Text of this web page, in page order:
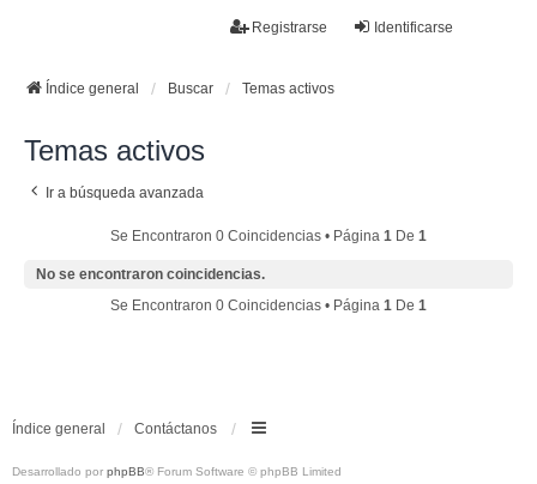
Identificarse
Registrarse
Índice general Buscar Temas activos
Temas activos
Ir a búsqueda avanzada
Se Encontraron 0 Coincidencias • Página 1 De 1
No se encontraron coincidencias.
Se Encontraron 0 Coincidencias • Página 1 De 1
Índice general Contáctanos
Desarrollado por phpBB® Forum Software © phpBB Limited